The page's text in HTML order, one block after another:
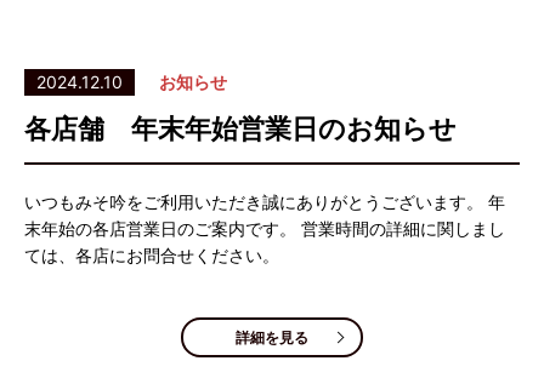
2024.12.10 お知らせ
各店舗 年末年始営業日のお知らせ
いつもみそ吟をご利用いただき誠にありがとうございます。 年
末年始の各店営業日のご案内です。 営業時間の詳細に関しまし
ては、各店にお問合せください。
詳細を見る